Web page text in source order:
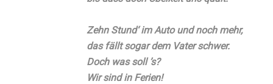
Zehn Stund‘ im Auto und noch mehr,
das fällt sogar dem Vater schwer.
Doch was soll ’s?
Wir sind in Ferien!